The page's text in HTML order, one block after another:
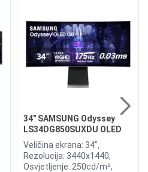
34" SAMSUNG Odyssey
LS34DG850SUXDU OLED
G8 175Hz Gaming Curved
Display
Veličina ekrana: 34",
Rezolucija: 3440x1440,
Osvjetljenje: 250cd/m²,